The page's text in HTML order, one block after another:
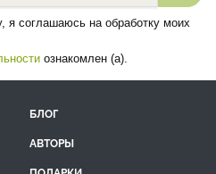
я соглашаюсь на обработку моих
ознакомлен (а).
БЛОГ
АВТОРЫ